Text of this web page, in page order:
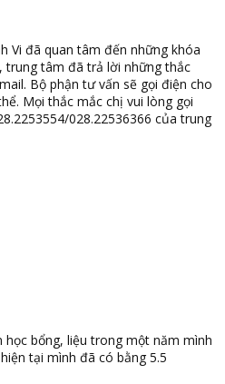
Vi đã quan tâm đến những khóa
trung tâm đã trả lời những thắc
Bộ phận tư vấn sẽ gọi điện cho
Mọi thắc mắc chị vui lòng gọi
028.22536366 của trung
học bổng, liệu trong một năm mình
tại mình đã có bằng 5.5